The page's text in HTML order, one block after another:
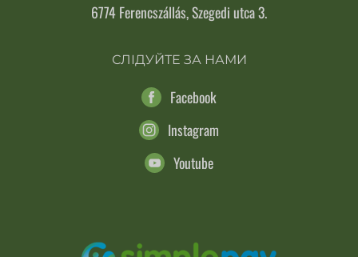
6774 Ferencszállás, Szegedi utca 3.
СЛІДУЙТЕ ЗА НАМИ
Facebook
Instagram
Youtube